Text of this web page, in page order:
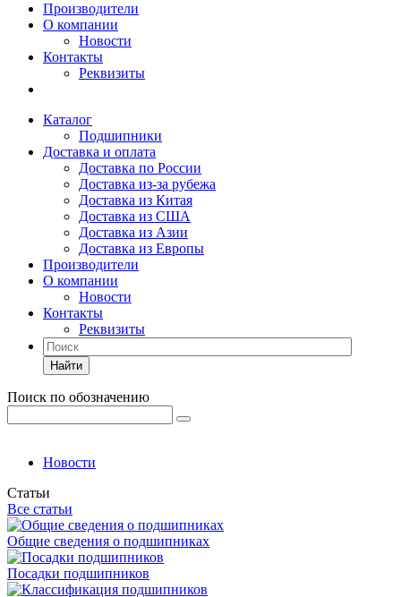
Производители
О компании
Новости
Контакты
Реквизиты
Каталог
Подшипники
Доставка и оплата
Доставка по России
Доставка из-за рубежа
Доставка из Китая
Доставка из США
Доставка из Азии
Доставка из Европы
Производители
О компании
Новости
Контакты
Реквизиты
Найти
Поиск по обозначению
Новости
Статьи
Все статьи
Общие сведения о подшипниках
Посадки подшипников